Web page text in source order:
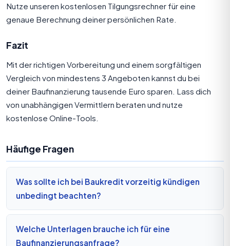
Nutze unseren kostenlosen Tilgungsrechner für eine
genaue Berechnung deiner persönlichen Rate.
Fazit
Mit der richtigen Vorbereitung und einem sorgfältigen
Vergleich von mindestens 3 Angeboten kannst du bei
deiner Baufinanzierung tausende Euro sparen. Lass dich
von unabhängigen Vermittlern beraten und nutze
kostenlose Online-Tools.
Häufige Fragen
Was sollte ich bei Baukredit vorzeitig kündigen
unbedingt beachten?
Welche Unterlagen brauche ich für eine
Baufinanzierungsanfrage?